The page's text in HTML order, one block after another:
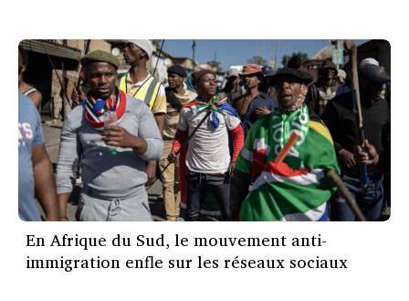
En Afrique du Sud, le mouvement anti-
immigration enfle sur les réseaux sociaux